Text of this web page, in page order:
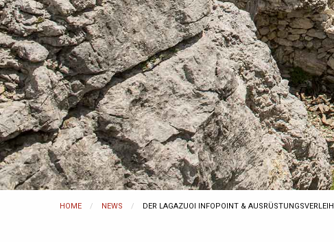
HOME NEWS CURRENT:
DER LAGAZUOI INFOPOINT & AUSRÜSTUNGSVERLEIH